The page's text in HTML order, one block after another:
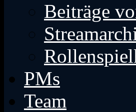
Beiträge
PMs
Team